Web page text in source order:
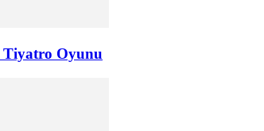
Oyunu